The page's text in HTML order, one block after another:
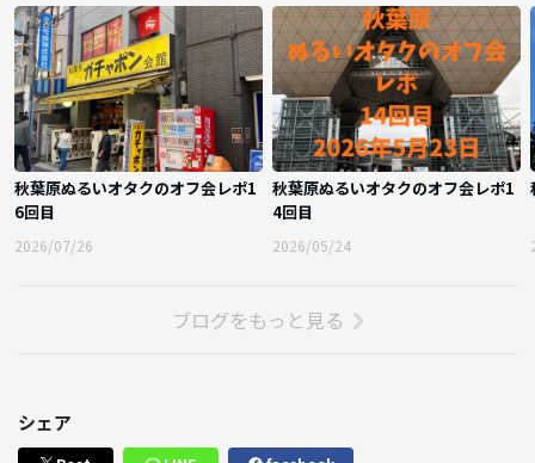
【日時】7月25日（土）
【場所】秋葉原の居酒屋
【集合場所】秋葉原（詳細は参加者様にお伝えします）
【集合時間】（分かりづらいので集合時間と開始時間は同じ括りにしま
した）
○0次会 15時45分付近
※2次会も時間や人数次第で行ってます。
※時間は前後する場合がございます、開催一週間前あたりに更新しま
【お金】
秋葉原ぬるいオタクのオフ会レポ1
6回目
2026/07/26
秋葉原ぬるいオタクのオフ会レポ1
4回目
2026/05/24
ブログをもっと見る
シェア